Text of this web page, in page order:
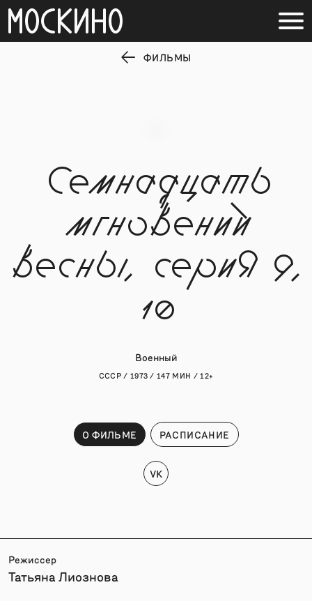
ФИЛЬМЫ
Семнадцать
мгновений
весны, серия 9,
10
Военный
СССР / 1973 / 147 МИН / 12+
О ФИЛЬМЕ РАСПИСАНИЕ
VK
Режиссер
Татьяна Лиознова